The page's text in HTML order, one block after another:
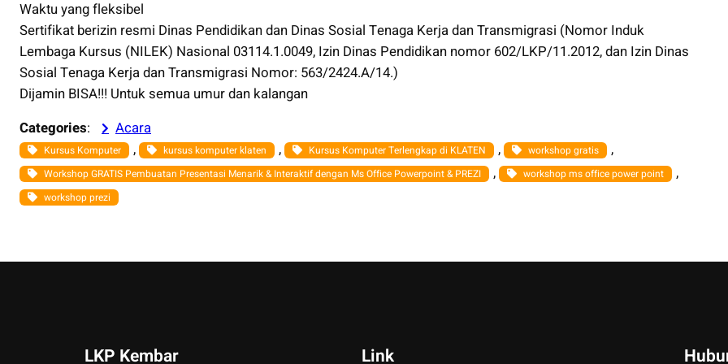
Waktu yang fleksibel
Sertifikat berizin resmi Dinas Pendidikan dan Dinas Sosial Tenaga Kerja dan Transmigrasi (Nomor Induk
Lembaga Kursus (NILEK) Nasional 03114.1.0049, Izin Dinas Pendidikan nomor 602/LKP/11.2012, dan Izin Dinas
Sosial Tenaga Kerja dan Transmigrasi Nomor: 563/2424.A/14.)
Dijamin BISA!!! Untuk semua umur dan kalangan
Categories: Acara
Kursus Komputer , kursus komputer klaten , Kursus Komputer Terlengkap di KLATEN , workshop gratis ,
Workshop GRATIS Pembuatan Presentasi Menarik & Interaktif dengan Ms Office Powerpoint & PREZI , workshop ms office power point ,
workshop prezi
LKP Kembar Link